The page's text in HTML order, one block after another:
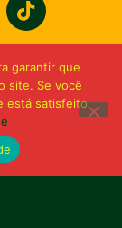
garantir que
site. Se você
está satisfeito